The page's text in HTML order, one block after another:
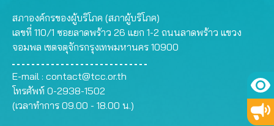
สภาองค์กรของผู้บริโภค (สภาผู้บริโภค)
เลขที่ 110/1 ซอยลาดพร้าว 26 แยก 1-2 ถนนลาดพร้าว แขวง
จอมพล เขตจตุจักรกรุงเทพมหานคร 10900
E-mail : contact@tcc.or.th
โทรศัพท์ 0-2938-1502
(เวลาทำการ 09.00 - 18.00 น.)